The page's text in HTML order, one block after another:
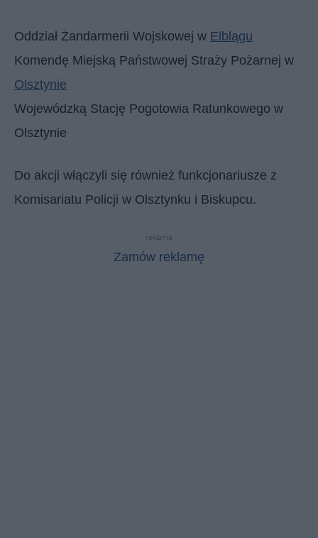
Oddział Żandarmerii Wojskowej w Elblągu
Komendę Miejską Państwowej Straży Pożarnej w
Olsztynie
Wojewódzką Stację Pogotowia Ratunkowego w
Olsztynie
Do akcji włączyli się również funkcjonariusze z
Komisariatu Policji w Olsztynku i Biskupcu.
reklama
Zamów reklamę